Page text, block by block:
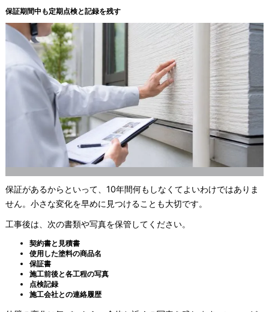
保証期間中も定期点検と記録を残す
保証があるからといって、10年間何もしなくてよいわけではありま
せん。小さな変化を早めに見つけることも大切です。
工事後は、次の書類や写真を保管してください。
契約書と見積書
使用した塗料の商品名
保証書
施工前後と各工程の写真
点検記録
施工会社との連絡履歴